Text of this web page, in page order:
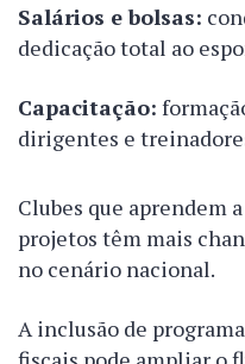
Salários e bolsas:
dedicação total ao
Capacitação:
dirigentes e
Clubes que aprendem
projetos têm mais
no cenário nacional.
A inclusão de